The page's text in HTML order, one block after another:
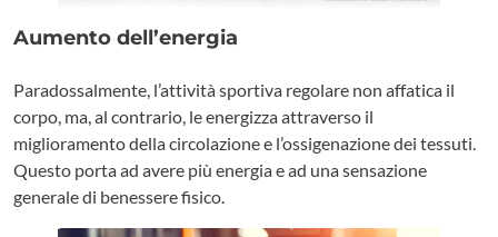
Aumento dell’energia
Paradossalmente, l’attività sportiva regolare non affatica il
corpo, ma, al contrario, le energizza attraverso il
miglioramento della circolazione e l’ossigenazione dei tessuti.
Questo porta ad avere più energia e ad una sensazione
generale di benessere fisico.